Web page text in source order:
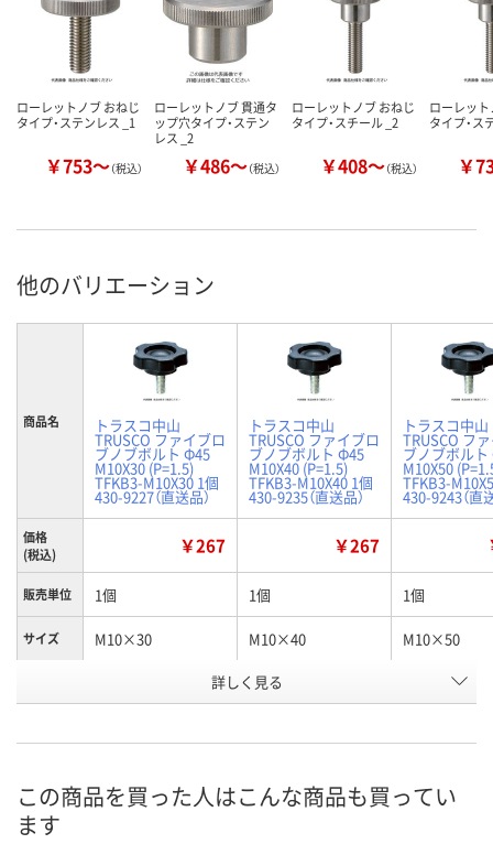
ローレットノブ おねじ
タイプ・ステンレス _1
￥753～（税込）
ローレットノブ 貫通タ
ップ穴タイプ・ステン
レス _2
￥486～（税込）
ローレットノブ おねじ
タイプ・スチール _2
￥408～（税込）
ローレッ
タイプ・ス
￥
他のバリエーション
商品名 トラスコ中山
TRUSCO ファイブロ
ブノブボルト Φ45
M10X30 (P=1.5)
TFKB3-M10X30 1個
430-9227（直送品）
トラスコ中山
TRUSCO ファイブロ
ブノブボルト Φ45
M10X40 (P=1.5)
TFKB3-M10X40 1個
430-9235（直送品）
トラスコ中山
TRUSCO フ
ブノブボル
M10X50
TFKB3-
430-9243（直
価格
(税込)
￥267 ￥267
販売単位 1個 1個 1個
サイズ M10×30 M10×40 M10×50
17
K795505 K795529 K795530
在庫 あり あり あり
お届け日
詳しく見る
この商品を買った人はこんな商品も買ってい
ます